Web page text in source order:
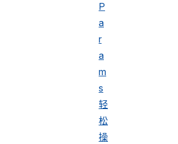
P
a
r
a
m
s
轻
松
操